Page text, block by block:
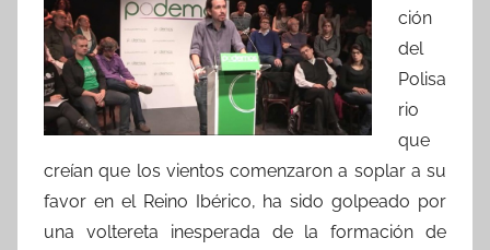
ción
del
Polisa
rio
que
creían que los vientos comenzaron a soplar a su
favor en el Reino Ibérico, ha sido golpeado por
una voltereta inesperada de la formación de